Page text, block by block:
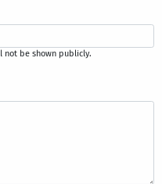
be shown publicly.